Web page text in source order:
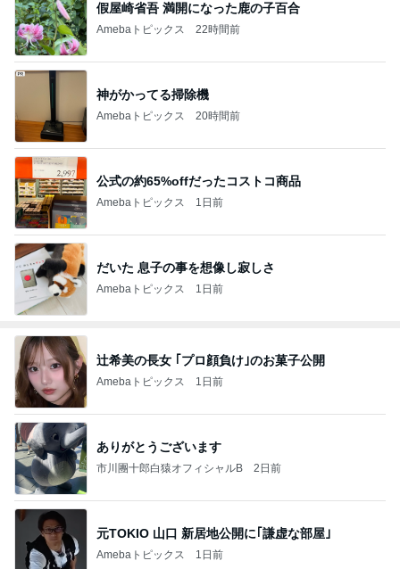
假屋崎省吾 満開になった鹿の子百合
Amebaトピックス 22時間前
神がかってる掃除機
Amebaトピックス 20時間前
公式の約65%offだったコストコ商品
Amebaトピックス 1日前
だいた 息子の事を想像し寂しさ
Amebaトピックス 1日前
辻希美の長女 ｢プロ顔負け｣のお菓子公開
Amebaトピックス 1日前
ありがとうございます
市川團十郎白猿オフィシャルB 2日前
元TOKIO 山口 新居地公開に｢謙虚な部屋｣
Amebaトピックス 1日前